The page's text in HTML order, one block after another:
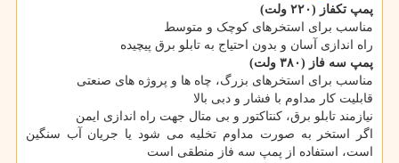
پمپ تکفاز (۲۲۰ ولت)
مناسب برای استخرهای کوچک و متوسط
راه اندازی آسان و بدون احتیاج به تابلو برق پیچیده
پمپ سه فاز (۳۸۰ ولت)
مناسب برای استخرهای بزرگ، چاه ها و پروژه های صنعتی
قابلیت کار مداوم با فشار و دبی بالا
نیازمند تابلو برق، کنتاکتور و بی متال جهت راه اندازی ایمن
اگر استخر به صورت مداوم تخلیه می شود یا جریان آب سنگین
است، استفاده از پمپ سه فاز منطقی است